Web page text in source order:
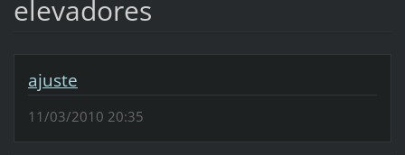
elevadores
ajuste
11/03/2010 20:35